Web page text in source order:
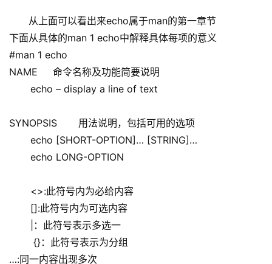
从上面可以看出来echo属于man的第一章节
下面从具体的man 1 echo中解释具体每项的意义
#man 1 echo
NAME     命令名称及功能简要说明
echo – display a line of text
SYNOPSIS       用法说明，包括可用的选项
echo [SHORT-OPTION]… [STRING]…
echo LONG-OPTION
<>:此符号内为必给内容
[]:此符号内为可选内容
|：此符号表示多选一
{}：此符号表示为分组
…:同一内容出现多次